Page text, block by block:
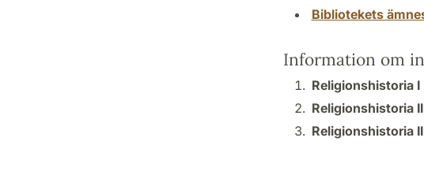
Bibliotekets
Information om
Religionshistoria I
Religionshistoria
Religionshistoria